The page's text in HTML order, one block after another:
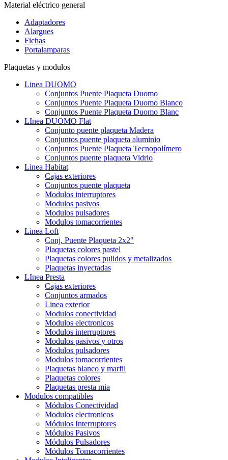
Material eléctrico general
Adaptadores
Alargues
Fichas
Portalamparas
Plaquetas y modulos
Linea DUOMO
Conjuntos Puente Plaqueta Duomo
Conjuntos Puente Plaqueta Duomo Bianco
Conjuntos Puente Plaqueta Duomo Blanc
LInea DUOMO Flat
Conjunto puente plaqueta Madera
Conjuntos puente plaqueta aluminio
Conjuntos Puente Plaqueta Tecnopolímero
Conjuntos puente plaqueta Vidrio
Linea Habitat
Cajas exteriores
Conjuntos puente plaqueta
Modulos interruptores
Modulos pasivos
Modulos pulsadores
Modulos tomacorrientes
Linea Loft
Conj. Puente Plaqueta 2x2"
Plaquetas colores pastel
Plaquetas colores pulidos y metalizados
Plaquetas inyectadas
LInea Presta
Cajas exteriores
Conjuntos armados
Linea exterior
Modulos conectividad
Modulos electronicos
Modulos interruptores
Modulos pasivos y otros
Modulos pulsadores
Modulos tomacorrientes
Plaquetas blanco y marfil
Plaquetas colores
Plaquetas presta mia
Modulos compatibles
Módulos Conectividad
Modulos electronicos
Módulos Interruptores
Módulos Pasivos
Módulos Pulsadores
Módulos Tomacorrientes